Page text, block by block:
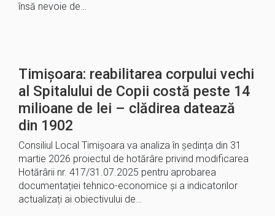
însă nevoie de…
Timișoara: reabilitarea corpului vechi
al Spitalului de Copii costă peste 14
milioane de lei – clădirea datează
din 1902
Consiliul Local Timișoara va analiza în ședința din 31
martie 2026 proiectul de hotărâre privind modificarea
Hotărârii nr. 417/31.07.2025 pentru aprobarea
documentației tehnico-economice și a indicatorilor
actualizați ai obiectivului de…